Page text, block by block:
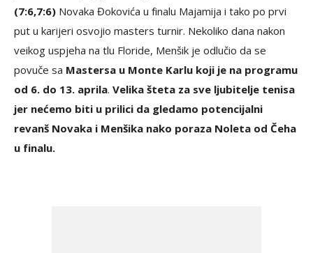
(7:6,7:6) Novaka Đokovića u finalu Majamija i tako po prvi
put u karijeri osvojio masters turnir. Nekoliko dana nakon
veikog uspjeha na tlu Floride, Menšik je odlučio da se
povuče sa Mastersa u Monte Karlu koji je na programu
od 6. do 13. aprila. Velika šteta za sve ljubitelje tenisa
jer nećemo biti u prilici da gledamo potencijalni
revanš Novaka i Menšika nako poraza Noleta od Čeha
u finalu.